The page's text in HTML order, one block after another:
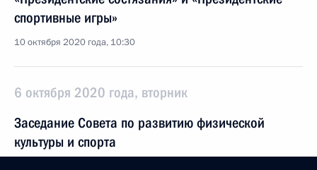
спортивные игры»
10 октября 2020 года, 10:30
6 октября 2020 года, вторник
Заседание Совета по развитию физической
культуры и спорта